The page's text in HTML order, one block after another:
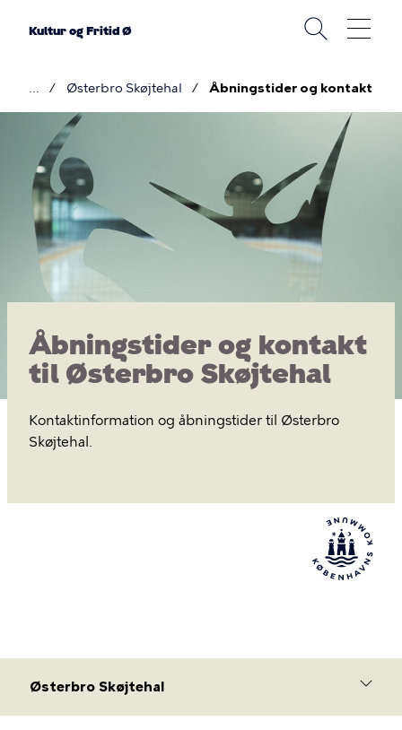
Kultur og Fritid Ø
Brødkrumme
Østerbro Skøjtehal Åbningstider og kontakt
Åbningstider
og
kontakt
til
Østerbro
Skøjtehal
Åbningstider og kontakt
til Østerbro Skøjtehal
Kontaktinformation og åbningstider til Østerbro
Skøjtehal.
Østerbro Skøjtehal